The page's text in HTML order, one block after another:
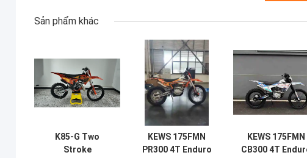
Sản phẩm khác
K85-G Two
Stroke
KEWS 175FMN
PR300 4T Enduro
KEWS 175FMN
CB300 4T